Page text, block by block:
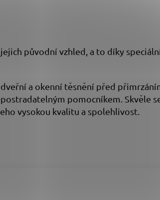
původní vzhled, a to díky
a okenní těsnění před
pomocníkem. Skvěle
vysokou kvalitu a spolehlivost.